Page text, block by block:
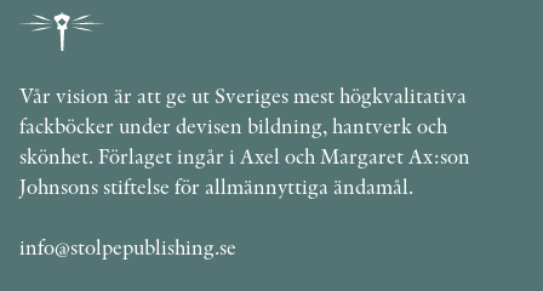
Vår vision är att ge ut Sveriges mest högkvalitativa
fackböcker under devisen bildning, hantverk och
skönhet. Förlaget ingår i Axel och Margaret Ax:son
Johnsons stiftelse för allmännyttiga ändamål.
info@stolpepublishing.se